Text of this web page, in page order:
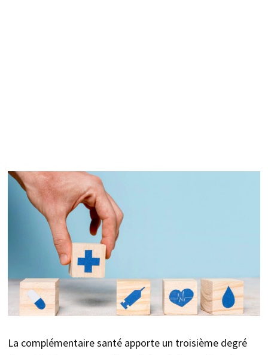
La complémentaire santé apporte un troisième degré